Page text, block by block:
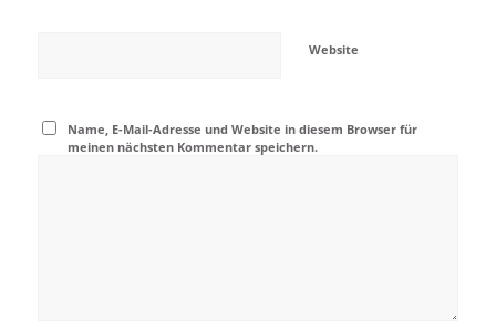
Website
Name, E-Mail-Adresse und Website in diesem Browser für
meinen nächsten Kommentar speichern.